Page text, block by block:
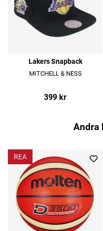
Lakers Snapback
MITCHELL & NESS
399 kr
Andra
REA